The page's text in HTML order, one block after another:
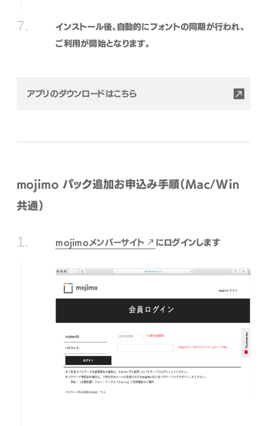
インストール後、自動的にフォントの同期が行われ、
ご利用が開始となります。
アプリのダウンロードはこちら
mojimo パック追加お申込み手順（Mac/Win
共通）
mojimoメンバーサイト にログインします